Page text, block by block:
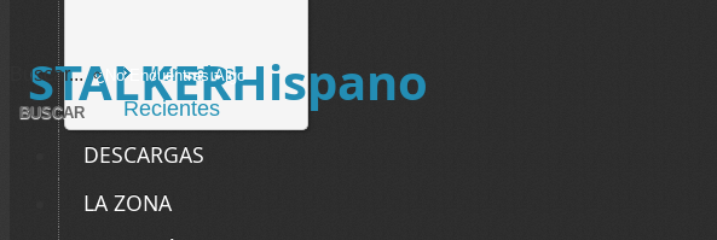
STALKERHispano
Buscar... Mensajes
Recientes
DESCARGAS
LA ZONA